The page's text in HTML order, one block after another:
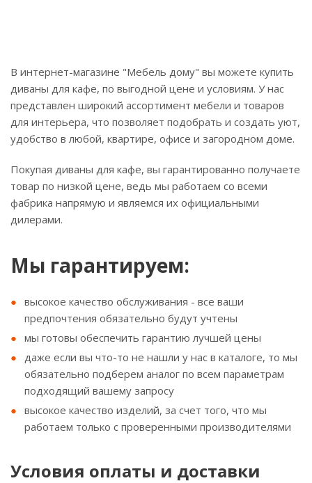
В интернет-магазине "Мебель дому" вы можете купить
диваны для кафе, по выгодной цене и условиям. У нас
представлен широкий ассортимент мебели и товаров
для интерьера, что позволяет подобрать и создать уют,
удобство в любой, квартире, офисе и загородном доме.
Покупая диваны для кафе, вы гарантированно получаете
товар по низкой цене, ведь мы работаем со всеми
фабрика напрямую и являемся их официальными
дилерами.
Мы гарантируем:
высокое качество обслуживания - все ваши
предпочтения обязательно будут учтены
мы готовы обеспечить гарантию лучшей цены
даже если вы что-то не нашли у нас в каталоге, то мы
обязательно подберем аналог по всем параметрам
подходящий вашему запросу
высокое качество изделий, за счет того, что мы
работаем только с проверенными производителями
Условия оплаты и доставки